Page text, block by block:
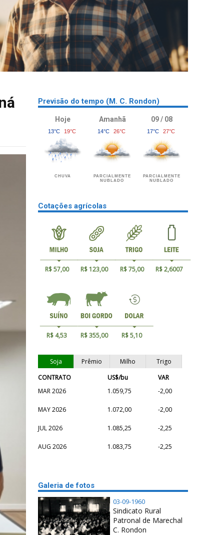
Previsão do tempo (M. C. Rondon)
Hoje
13°C 19°C
CHUVA
Amanhã
14°C 26°C
PARCIALMENTE
NUBLADO
09 / 08
17°C 27°C
PARCIALMENTE
NUBLADO
Cotações agrícolas
R$ 57,00 R$ 123,00 R$ 75,00 R$ 2,6007
R$ 4,53 R$ 355,00 R$ 5,10
Soja Prêmio Milho
Trigo
CONTRATO
US$/bu
VAR
MAR 2026
1.059,75 -2,00
MAY 2026 1.072,00 -2,00
JUL 2026 1.085,25 -2,25
AUG 2026 1.083,75 -2,25
Galeria de fotos
03-09-1960
Sindicato Rural
Patronal de Marechal
C. Rondon